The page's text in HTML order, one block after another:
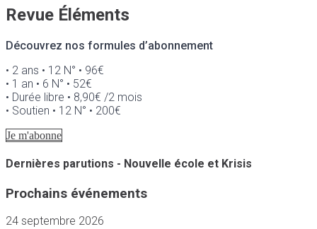
Revue Éléments
Découvrez nos formules d’abonnement
• 2 ans • 12 N° • 96€
• 1 an • 6 N° • 52€
• Durée libre • 8,90€ /2 mois
• Soutien • 12 N° • 200€
Je m'abonne
Dernières parutions - Nouvelle école et Krisis
Prochains événements
24 septembre 2026